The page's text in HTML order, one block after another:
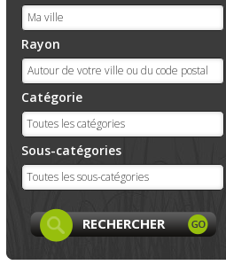
Rayon
Catégorie
Sous-catégories